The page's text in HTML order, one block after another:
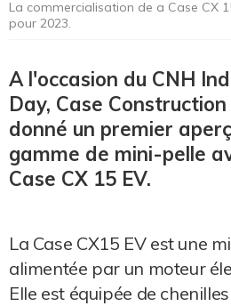
La commercialisation de a Case CX
pour 2023.
A l'occasion du CNH
Day, Case
donné un premier
gamme de mini-pelle
Case CX 15 EV.
La Case CX15 EV est une
alimentée par un moteur
Elle est équipée de